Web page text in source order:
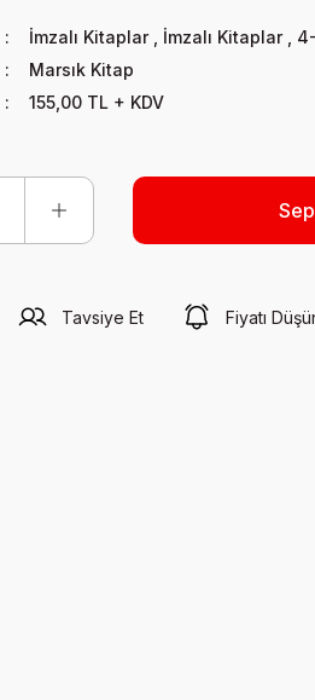
İmzalı Kitaplar İmzalı Kitaplar
Marsık Kitap
155,00 TL + KDV
Tavsiye Et Fiyatı